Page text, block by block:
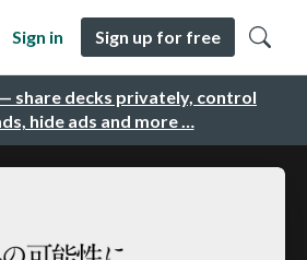
— share decks privately, control
hide ads and more …
Sign in Sign up for free